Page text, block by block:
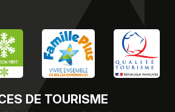
DE TOURISME